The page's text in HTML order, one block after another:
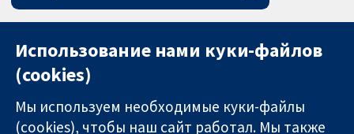
Использование нами куки-файлов
(cookies)
Мы используем необходимые куки-файлы
(cookies), чтобы наш сайт работал. Мы также